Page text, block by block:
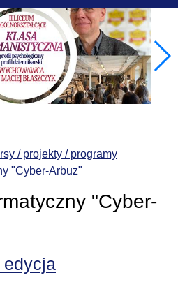
/ projekty / programy
"Cyber-Arbuz"
"Cyber-
edycja